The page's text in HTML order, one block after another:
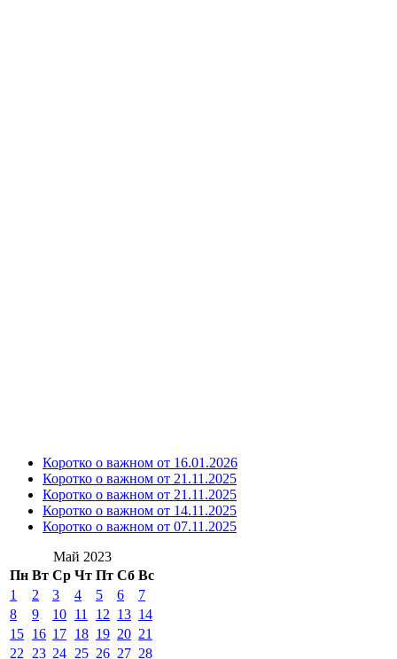
Коротко о важном от 16.01.2026
Коротко о важном от 21.11.2025
Коротко о важном от 21.11.2025
Коротко о важном от 14.11.2025
Коротко о важном от 07.11.2025
Май 2023
Пн Вт Ср Чт Пт Сб Вс
1
2 3 4 5 6
7
8
9 10 11 12 13 14
15 16 17 18 19 20 21
22
23 24 25 26 27 28